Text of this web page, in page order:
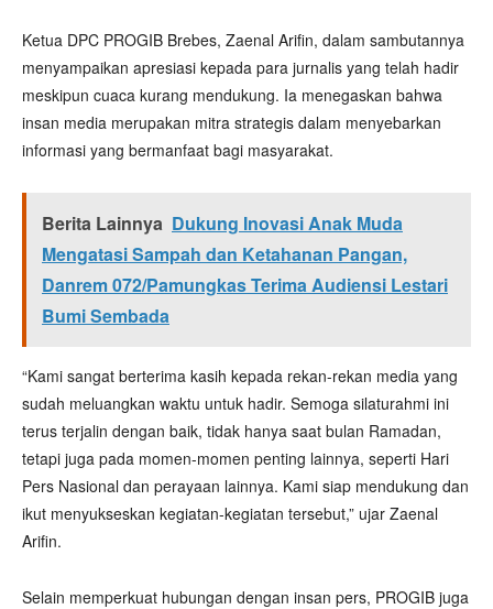
Ketua DPC PROGIB Brebes, Zaenal Arifin, dalam sambutannya
menyampaikan apresiasi kepada para jurnalis yang telah hadir
meskipun cuaca kurang mendukung. Ia menegaskan bahwa
insan media merupakan mitra strategis dalam menyebarkan
informasi yang bermanfaat bagi masyarakat.
Berita Lainnya Dukung Inovasi Anak Muda
Mengatasi Sampah dan Ketahanan Pangan,
Danrem 072/Pamungkas Terima Audiensi Lestari
Bumi Sembada
“Kami sangat berterima kasih kepada rekan-rekan media yang
sudah meluangkan waktu untuk hadir. Semoga silaturahmi ini
terus terjalin dengan baik, tidak hanya saat bulan Ramadan,
tetapi juga pada momen-momen penting lainnya, seperti Hari
Pers Nasional dan perayaan lainnya. Kami siap mendukung dan
ikut menyukseskan kegiatan-kegiatan tersebut,” ujar Zaenal
Arifin.
Selain memperkuat hubungan dengan insan pers, PROGIB juga